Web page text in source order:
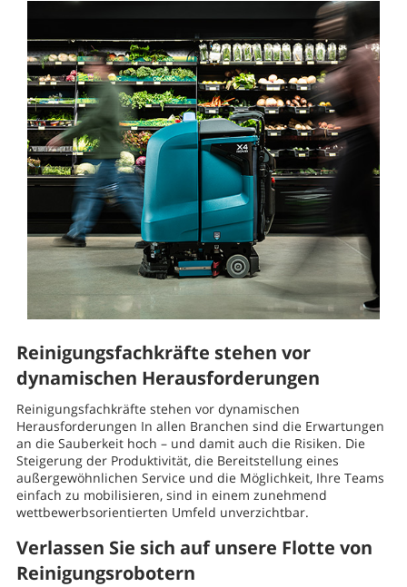
Reinigungsfachkräfte stehen vor
dynamischen Herausforderungen
Reinigungsfachkräfte stehen vor dynamischen
Herausforderungen In allen Branchen sind die Erwartungen
an die Sauberkeit hoch – und damit auch die Risiken. Die
Steigerung der Produktivität, die Bereitstellung eines
außergewöhnlichen Service und die Möglichkeit, Ihre Teams
einfach zu mobilisieren, sind in einem zunehmend
wettbewerbsorientierten Umfeld unverzichtbar.
Verlassen Sie sich auf unsere Flotte von
Reinigungsrobotern